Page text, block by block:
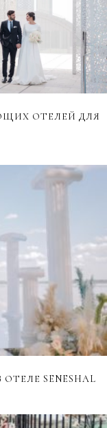
ОТЕЛЕЙ ДЛЯ
SENESHAL